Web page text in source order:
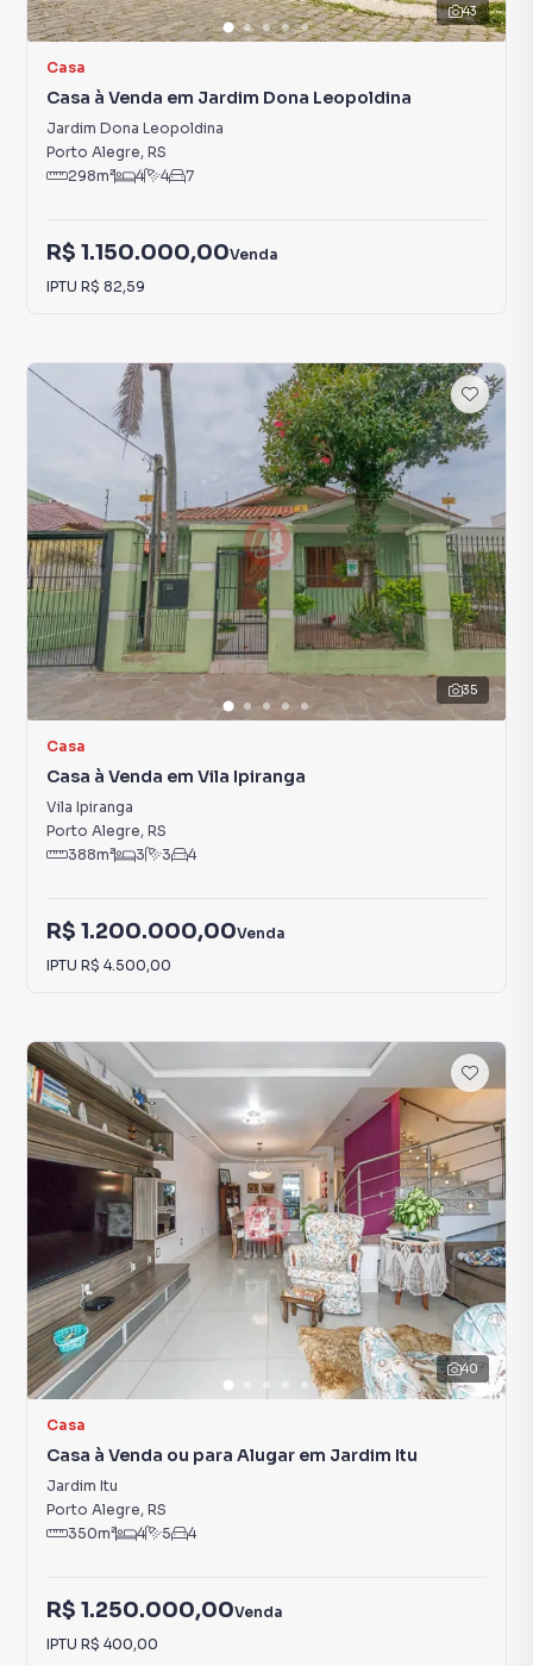
43
Casa
Casa à Venda em Jardim Dona Leopoldina
Jardim Dona Leopoldina
Porto Alegre, RS
298m² 4 4 7
R$ 1.150.000,00Venda
IPTU R$ 82,59
35
Casa
Casa à Venda em Vila Ipiranga
Vila Ipiranga
Porto Alegre, RS
388m² 3 3 4
R$ 1.200.000,00Venda
IPTU R$ 4.500,00
40
Casa
Casa à Venda ou para Alugar em Jardim Itu
Jardim Itu
Porto Alegre, RS
350m² 4 5 4
R$ 1.250.000,00Venda
IPTU R$ 400,00